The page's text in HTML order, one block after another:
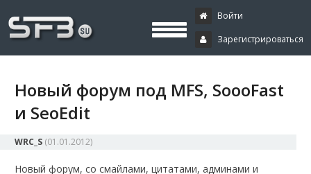
Буксы, программирование,
криптовалюта
криптовалюта и майнинг, экономические игры
Войти
Зарегистрироваться
Новый форум под MFS, SoooFast
и SeoEdit
WRC_S (01.01.2012)
Новый форум, со смайлами, цитатами, админами и